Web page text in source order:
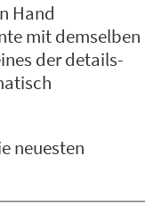
Hand
mit demselben
der details-
neuesten